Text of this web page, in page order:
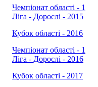
Чемпіонат області - 1
Ліга - Дорослі - 2015
Кубок області - 2016
Чемпіонат області - 1
Ліга - Дорослі - 2016
Кубок області - 2017